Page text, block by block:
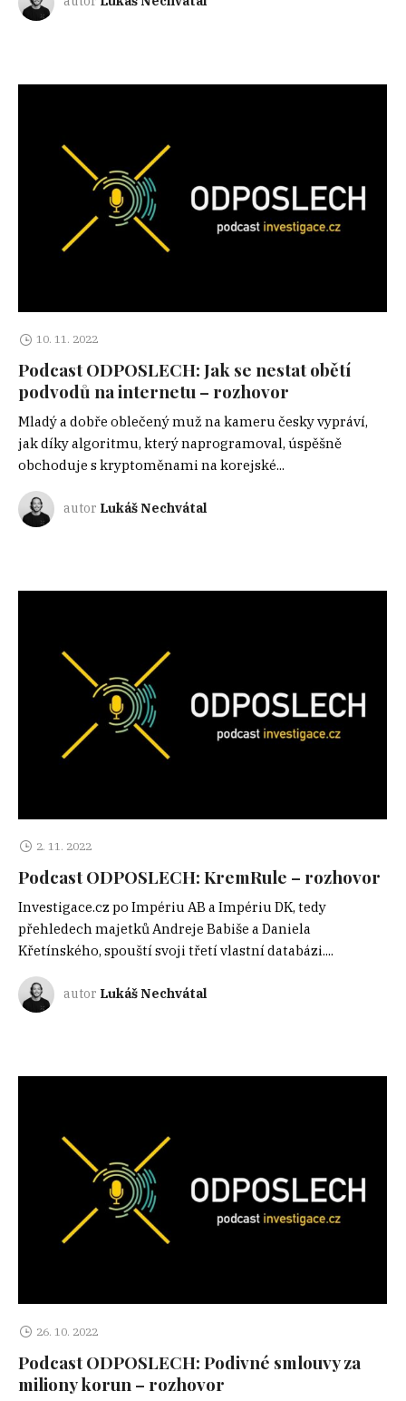
10. 11. 2022
Podcast ODPOSLECH: Jak se nestat obětí
podvodů na internetu – rozhovor
Mladý a dobře oblečený muž na kameru česky vypráví,
jak díky algoritmu, který naprogramoval, úspěšně
obchoduje s kryptoměnami na korejské...
autor Lukáš Nechvátal
2. 11. 2022
Podcast ODPOSLECH: KremRule – rozhovor
Investigace.cz po Impériu AB a Impériu DK, tedy
přehledech majetků Andreje Babiše a Daniela
Křetínského, spouští svoji třetí vlastní databázi....
autor Lukáš Nechvátal
26. 10. 2022
Podcast ODPOSLECH: Podivné smlouvy za
miliony korun – rozhovor